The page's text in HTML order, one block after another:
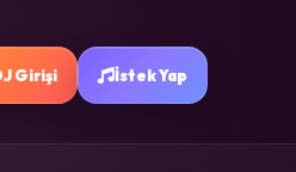
Girişi İstek Yap